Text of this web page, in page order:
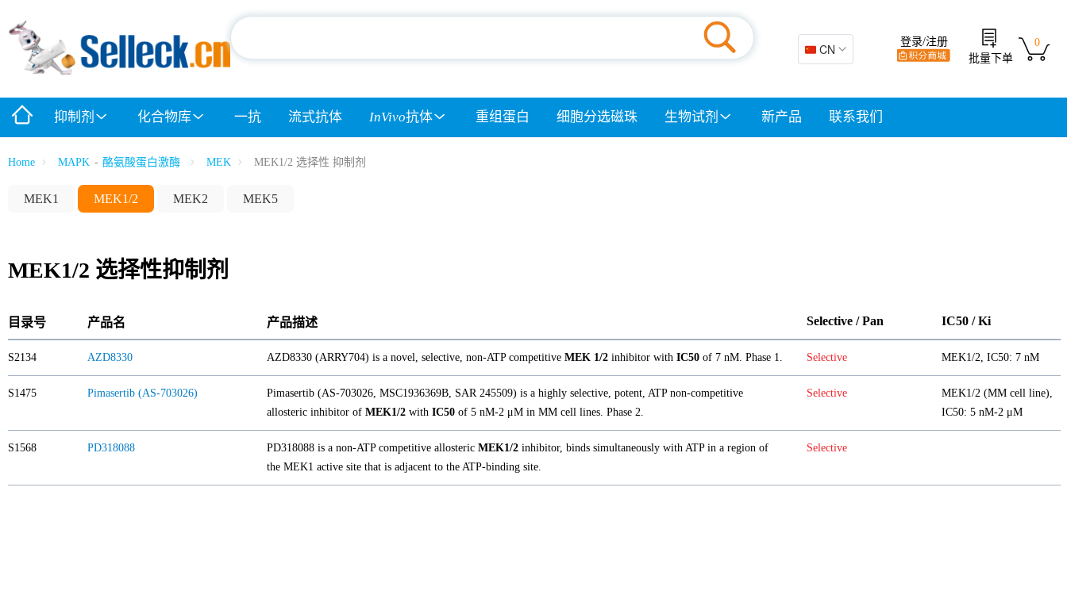
🇨🇳 CN
0
批量下单
登录/注册
抑制剂 化合物库 一抗 流式抗体 InVivo抗体 重组蛋白 细胞分选磁珠 生物试剂 新产品 联系我们
Home MAPK - 酪氨酸蛋白激酶 MEK MEK1/2 选择性 抑制剂
MEK1 MEK1/2 MEK2 MEK5
MEK1/2 选择性抑制剂
目录号 产品名 产品描述 Selective / Pan IC50 / Ki
S2134 AZD8330 AZD8330 (ARRY704) is a novel, selective, non-ATP competitive MEK 1/2 inhibitor with IC50 of 7 nM. Phase 1. Selective MEK1/2, IC50: 7 nM
S1475 Pimasertib (AS-703026)
Pimasertib (AS-703026, MSC1936369B, SAR 245509) is a highly selective, potent, ATP non-competitive
allosteric inhibitor of MEK1/2 with IC50 of 5 nM-2 μM in MM cell lines. Phase 2.
Selective
MEK1/2 (MM cell line),
IC50: 5 nM-2 μM
S1568 PD318088 PD318088 is a non-ATP competitive allosteric MEK1/2 inhibitor, binds simultaneously with ATP in a region of
the MEK1 active site that is adjacent to the ATP-binding site.
Selective